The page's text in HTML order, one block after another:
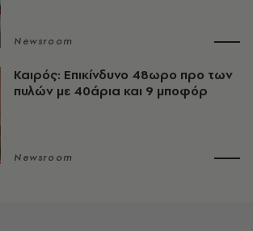
Newsroom
Καιρός: Επικίνδυνο 48ωρο προ των
πυλών με 40άρια και 9 μποφόρ
Newsroom